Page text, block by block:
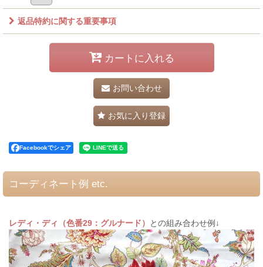
返品特約に関する重要事項
カートに入れる
お問い合わせ
お気に入り登録
Facebookでシェア
コーディネート例 etc.
レディ・ディ（色番29：グルナード） との組み合わせ例↓